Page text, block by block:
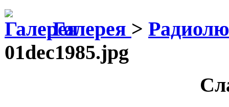
Галерея >
01dec1985.jpg